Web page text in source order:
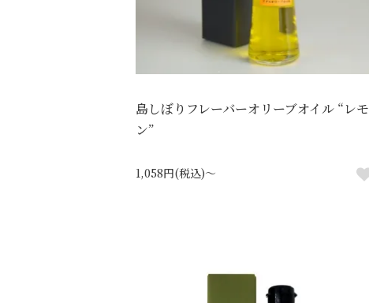
島しぼりフレーバーオリーブオイル “レモ
ン”
1,058円(税込)～